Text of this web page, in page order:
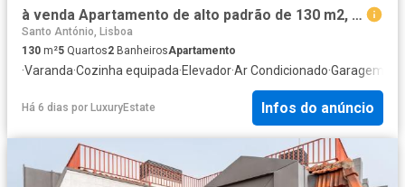
à venda Apartamento de alto padrão de 130 m2, Lisboa
Santo António, Lisboa
130 m²5 Quartos2 BanheirosApartamento
·Varanda·Cozinha equipada·Elevador·Ar Condicionado·Garagem
Há 6 dias por LuxuryEstate Infos do anúncio